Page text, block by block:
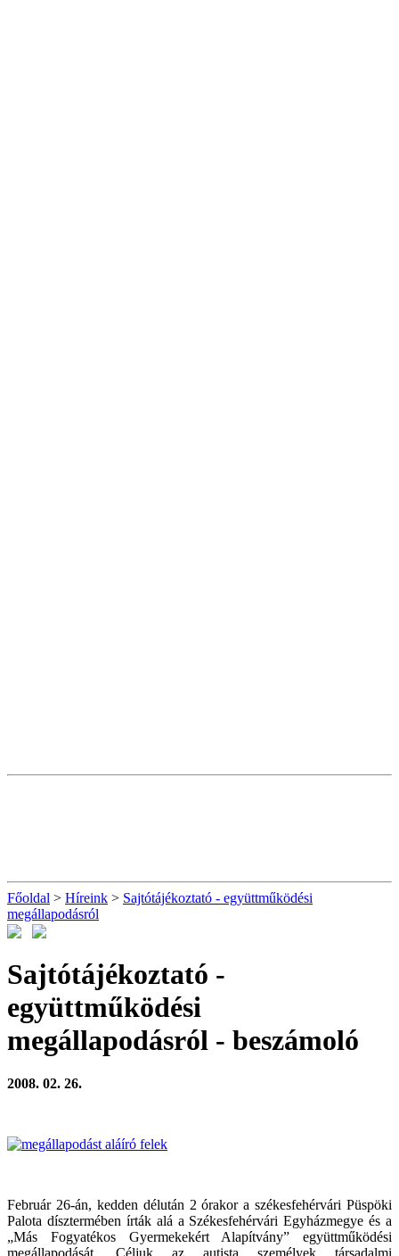
Főoldal > Híreink > Sajtótájékoztató - együttműködési
megállapodásról
Sajtótájékoztató -
együttműködési
megállapodásról - beszámoló
2008. 02. 26.
Február 26-án, kedden délután 2 órakor a székesfehérvári Püspöki
Palota dísztermében írták alá a Székesfehérvári Egyházmegye és a
„Más Fogyatékos Gyermekekért Alapítvány” együttműködési